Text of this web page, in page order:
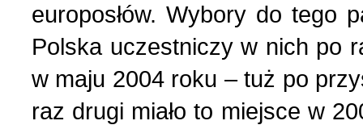
europosłów. Wybory do tego
Polska uczestniczy w nich po
w maju 2004 roku – tuż po
raz drugi miało to miejsce w